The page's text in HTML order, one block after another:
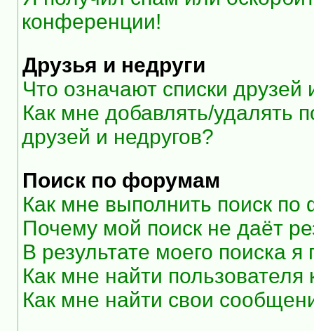
конференции!
Друзья и недруги
Что означают списки друзей
Как мне добавлять/удалять
друзей и недругов?
Поиск по форумам
Как мне выполнить поиск
Почему мой поиск не даёт
В результате моего поиска
Как мне найти
Как мне найти свои